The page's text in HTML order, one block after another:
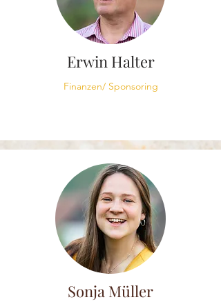
Erwin Halter
Finanzen/ Sponsoring
Sonja Müller